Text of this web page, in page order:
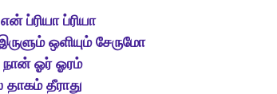
ப்ரியா ப்ரியா
ஒளியும் சேருமோ
ஓர் ஓரம்
தீராது